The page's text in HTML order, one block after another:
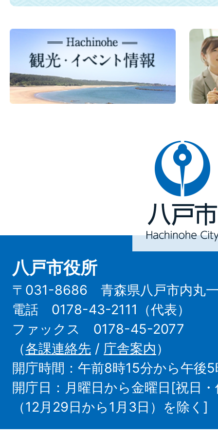
八
戸
Hachinohe
City
八戸市役所
〒031-8686 青森県八戸市内丸一
電話 0178-43-2111（代表）
ファックス 0178-45-2077
（各課連絡先 / 庁舎案内）
開庁時間：午前8時15分から午後
開庁日：月曜日から金曜日[祝日
（12月29日から1月3日）を除く]